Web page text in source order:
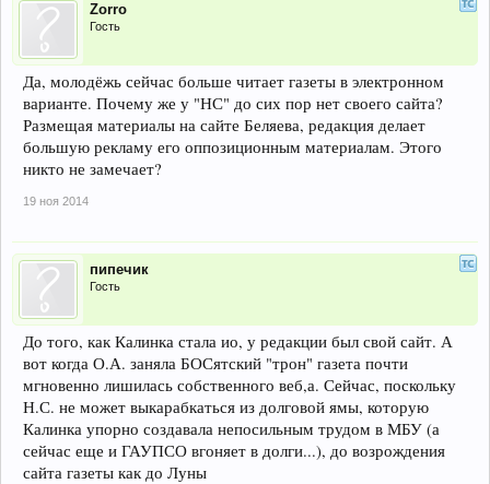
Zorro
Гость
Да, молодёжь сейчас больше читает газеты в электронном
варианте. Почему же у "НС" до сих пор нет своего сайта?
Размещая материалы на сайте Беляева, редакция делает
большую рекламу его оппозиционным материалам. Этого
никто не замечает?
19 ноя 2014
пипечик
Гость
До того, как Калинка стала ио, у редакции был свой сайт. А
вот когда О.А. заняла БОСятский "трон" газета почти
мгновенно лишилась собственного веб,а. Сейчас, поскольку
Н.С. не может выкарабкаться из долговой ямы, которую
Калинка упорно создавала непосильным трудом в МБУ (а
сейчас еще и ГАУПСО вгоняет в долги...), до возрождения
сайта газеты как до Луны